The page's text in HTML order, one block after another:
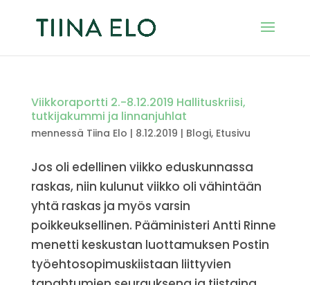
Viikkoraportti 2.-8.12.2019 Hallituskriisi,
tutkijakummi ja linnanjuhlat
mennessä Tiina Elo | 8.12.2019 | Blogi, Etusivu
Jos oli edellinen viikko eduskunnassa
raskas, niin kulunut viikko oli vähintään
yhtä raskas ja myös varsin
poikkeuksellinen. Pääministeri Antti Rinne
menetti keskustan luottamuksen Postin
työehtosopimuskiistaan liittyvien